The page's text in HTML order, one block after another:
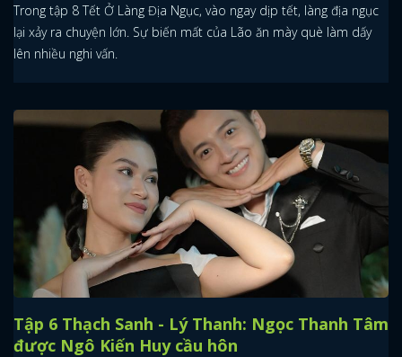
Trong tập 8 Tết Ở Làng Địa Ngục, vào ngay dịp tết, làng địa ngục
lại xảy ra chuyện lớn. Sự biến mất của Lão ăn mày què làm dấy
lên nhiều nghi vấn.
Tập 6 Thạch Sanh - Lý Thanh: Ngọc Thanh Tâm
được Ngô Kiến Huy cầu hôn